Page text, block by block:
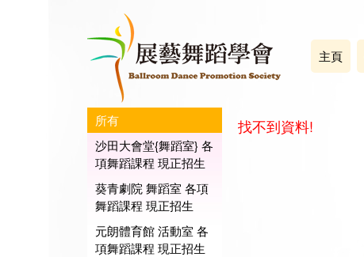
主頁
所有
沙田大會堂{舞蹈室} 各
項舞蹈課程 現正招生
葵青劇院 舞蹈室 各項
舞蹈課程 現正招生
元朗體育館 活動室 各
項舞蹈課程 現正招生
找不到資料!